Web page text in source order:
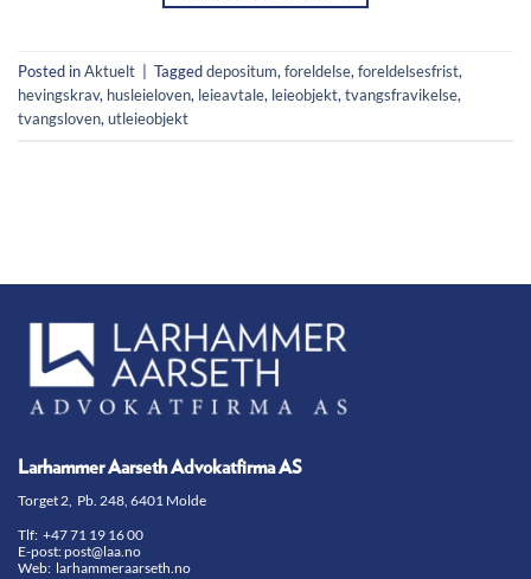
Posted inAktuelt Taggeddepositum, foreldelse, foreldelsesfrist,
hevingskrav, husleieloven, leieavtale, leieobjekt, tvangsfravikelse,
tvangsloven, utleieobjekt
Larhammer Aarseth Advokatfirma AS
Torget 2, Pb. 248, 6401 Molde
Tlf: +47 71 19 16 00
E-post:post@laa.no
Web: larhammeraarseth.no